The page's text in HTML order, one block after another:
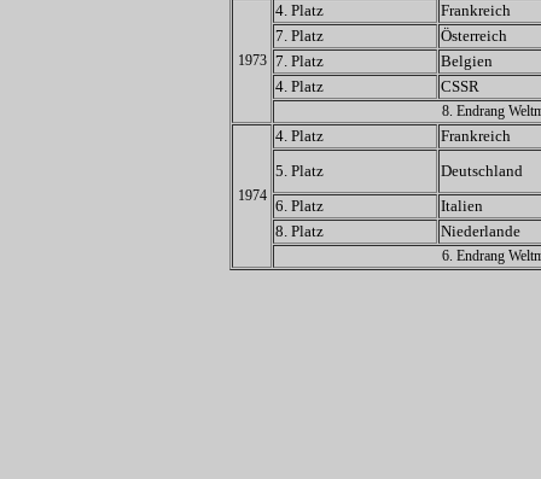
1973
4. Platz
Frankreich
7. Platz
Österreich
7. Platz
Belgien
4. Platz
CSSR
8. Endrang
1974
4. Platz
Frankreich
5. Platz
Deutschland
6. Platz
Italien
8. Platz
Niederlande
6. Endrang